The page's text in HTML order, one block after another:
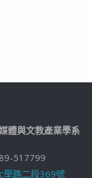
體與文教產業學系
517799
學路二段369號